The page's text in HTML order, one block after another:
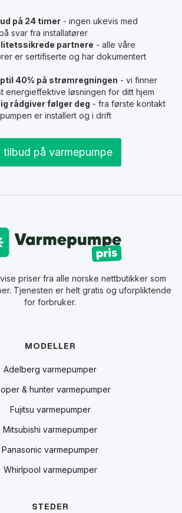
på 24 timer - ingen ukevis med
svar fra installatører
partnere - alle våre
er sertifiserte og har dokumentert
40% på strømregningen - vi finner
energieffektive løsningen for ditt hjem
rådgiver følger deg - fra første kontakt
er installert og i drift
tilbud på varmepumpe
priser fra alle norske nettbutikker som
Tjenesten er helt gratis og uforpliktende
for forbruker.
MODELLER
Adelberg varmepumper
& hunter varmepumper
Fujitsu varmepumper
Mitsubishi varmepumper
Panasonic varmepumper
Whirlpool varmepumper
STEDER